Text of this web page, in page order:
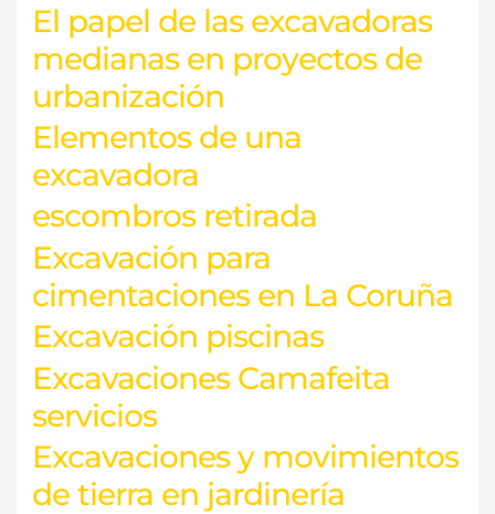
El papel de las excavadoras
medianas en proyectos de
urbanización
Elementos de una
excavadora
escombros retirada
Excavación para
cimentaciones en La Coruña
Excavación piscinas
Excavaciones Camafeita
servicios
Excavaciones y movimientos
de tierra en jardinería